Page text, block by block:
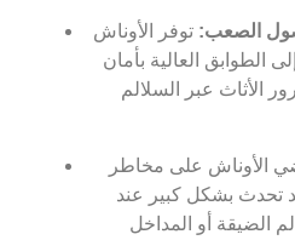
الصعب: توفر الأوناش
الطوابق العالية بأمان
الأثاث عبر السلالم
الأوناش على مخاطر
تحدث بشكل كبير عند
الضيقة أو المداخل